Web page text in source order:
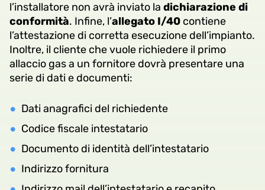
l’installatore non avrà inviato la dichiarazione di
conformità. Infine, l’allegato I/40 contiene
l’attestazione di corretta esecuzione dell’impianto.
Inoltre, il cliente che vuole richiedere il primo
allaccio gas a un fornitore dovrà presentare una
serie di dati e documenti:
Dati anagrafici del richiedente
Codice fiscale intestatario
Documento di identità dell’intestatario
Indirizzo fornitura